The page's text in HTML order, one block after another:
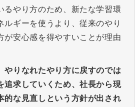
るやり方のため、新たな学習環
ルギーを使うより、従来のやり
が安心感を得やすいことが理由
やりなれたやり方に戻すのでは
追求していくため、社長から現
的な見直しという方針が出され